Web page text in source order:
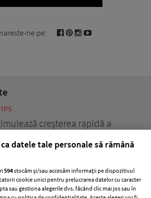
ne pe:
creșterea rapidă a
datele tale personale să rămână
594stocăm și/sau accesăm informații pe dispozitivul
cookie unici pentru prelucrarea datelor cu caracter
sau gestiona alegerile dvs. făcând clic mai jos sau în